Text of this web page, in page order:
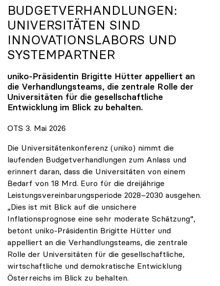
BUDGETVERHANDLUNGEN:
UNIVERSITÄTEN SIND
INNOVATIONSLABORS UND
SYSTEMPARTNER
uniko-Präsidentin Brigitte Hütter appelliert an
die Verhandlungsteams, die zentrale Rolle der
Universitäten für die gesellschaftliche
Entwicklung im Blick zu behalten.
OTS 3. Mai 2026
Die Universitätenkonferenz (uniko) nimmt die
laufenden Budgetverhandlungen zum Anlass und
erinnert daran, dass die Universitäten von einem
Bedarf von 18 Mrd. Euro für die dreijährige
Leistungsvereinbarungsperiode 2028–2030 ausgehen.
„Dies ist mit Blick auf die unsichere
Inflationsprognose eine sehr moderate Schätzung“,
betont uniko-Präsidentin Brigitte Hütter und
appelliert an die Verhandlungsteams, die zentrale
Rolle der Universitäten für die gesellschaftliche,
wirtschaftliche und demokratische Entwicklung
Österreichs im Blick zu behalten.